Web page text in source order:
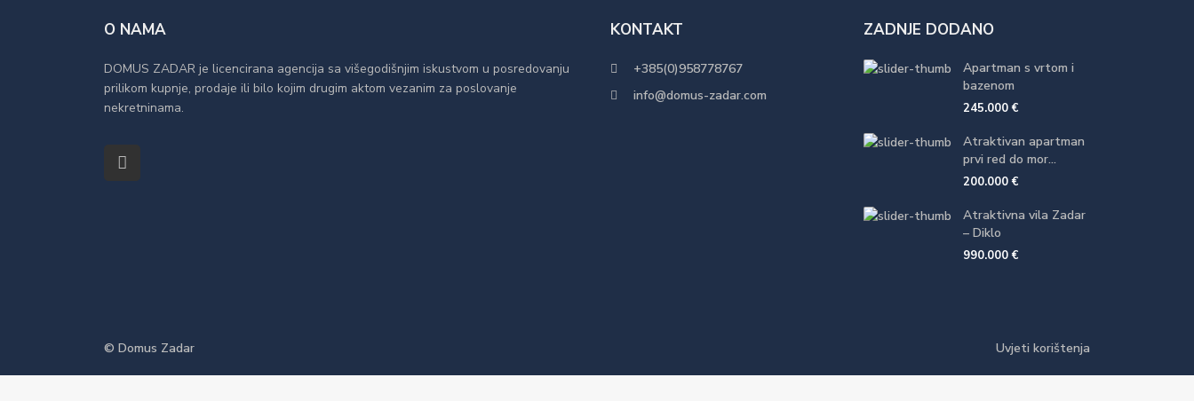
O NAMA
DOMUS ZADAR je licencirana agencija sa višegodišnjim iskustvom u posredovanju
prilikom kupnje, prodaje ili bilo kojim drugim aktom vezanim za poslovanje
nekretninama.
KONTAKT
+385(0)958778767
info@domus-zadar.com
ZADNJE DODANO
Apartman s vrtom i
bazenom
245.000 €
Atraktivan apartman
prvi red do mor...
200.000 €
Atraktivna vila Zadar
– Diklo
990.000 €
© Domus Zadar Uvjeti korištenja